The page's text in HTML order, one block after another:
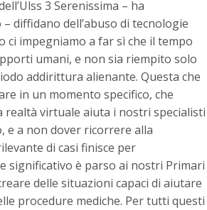
3 Serenissima – ha
diffidano dell’abuso di tecnologie
ci impegniamo a far sì che il tempo
umani, e non sia riempito solo
addirittura alienante. Questa che
in un momento specifico, che
realtà virtuale aiuta i nostri specialisti
a non dover ricorrere alla
di casi finisce per
significativo è parso ai nostri Primari
delle situazioni capaci di aiutare
procedure mediche. Per tutti questi